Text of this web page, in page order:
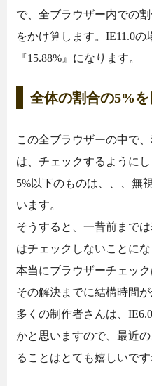
で、全ブラウザー内での
をかけ算します。IE11.0の
『15.88%』になります。
全体の割合の5%を
この全ブラウザーの中で
は、チェックするようにし
5%以下のものは、、、無
います。
そうすると、一昔前まで
はチェックしないことに
本当にブラウザーチェッ
その解決までに結構時間
多くの制作者さんは、
かと思いますので、最近
ることはとても嬉しいで